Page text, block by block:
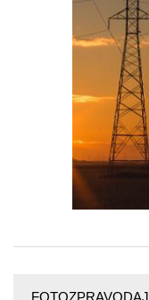
FOTOZPRAVODAJ